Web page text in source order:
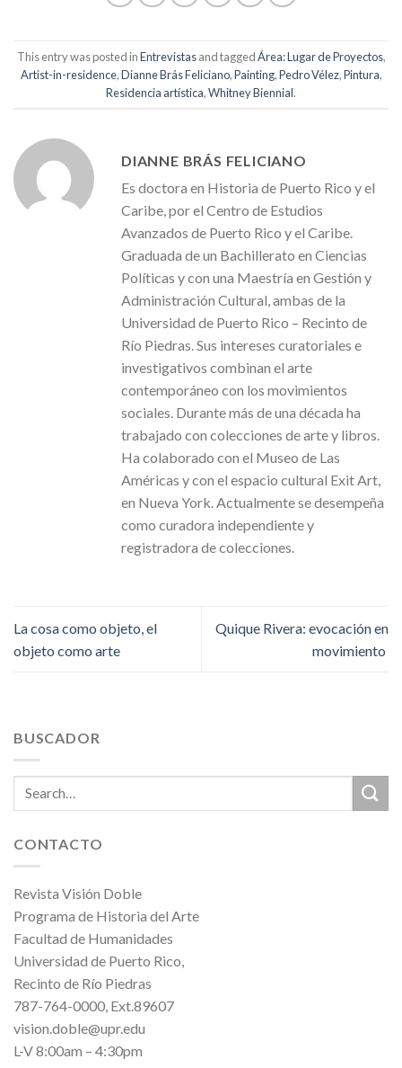
This entry was posted inEntrevistasand taggedÁrea: Lugar de Proyectos,
Artist-in-residence,Dianne Brás Feliciano,Painting,Pedro Vélez,Pintura,
Residencia artística,Whitney Biennial.
DIANNE BRÁS FELICIANO
Es doctora en Historia de Puerto Rico y el
Caribe, por el Centro de Estudios
Avanzados de Puerto Rico y el Caribe.
Graduada de un Bachillerato en Ciencias
Políticas y con una Maestría en Gestión y
Administración Cultural, ambas de la
Universidad de Puerto Rico – Recinto de
Río Piedras. Sus intereses curatoriales e
investigativos combinan el arte
contemporáneo con los movimientos
sociales. Durante más de una década ha
trabajado con colecciones de arte y libros.
Ha colaborado con el Museo de Las
Américas y con el espacio cultural Exit Art,
en Nueva York. Actualmente se desempeña
como curadora independiente y
registradora de colecciones.
La cosa como objeto, el
objeto como arte
Quique Rivera: evocación en
movimiento
BUSCADOR
CONTACTO
Revista Visión Doble
Programa de Historia del Arte
Facultad de Humanidades
Universidad de Puerto Rico,
Recinto de Río Piedras
787-764-0000, Ext.89607
vision.doble@upr.edu
L-V 8:00am – 4:30pm